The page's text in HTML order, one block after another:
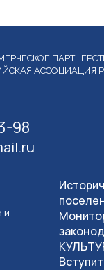
АССОЦИАЦИЯ
98
и